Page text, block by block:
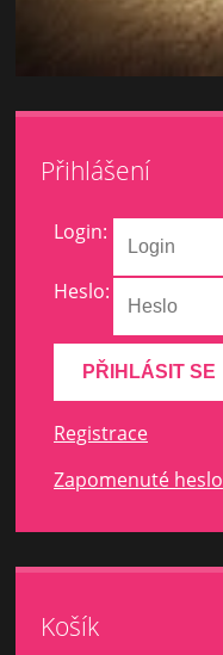
Přihlášení
Login:
Heslo:
Registrace
Zapomenuté heslo
Košík